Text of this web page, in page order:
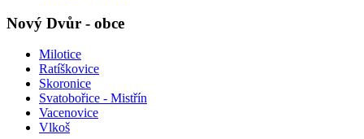
Nový Dvůr - obce
Milotice
Ratíškovice
Skoronice
Svatobořice - Mistřín
Vacenovice
Vlkoš